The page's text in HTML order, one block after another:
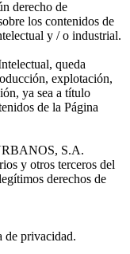
derecho de
los contenidos de
y / o industrial.
queda
explotación,
ya sea a título
de la Página
S.A.
y otros terceros del
derechos de
de privacidad.